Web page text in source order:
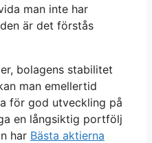
man inte har
är det förstås
bolagens stabilitet
man emellertid
för god utveckling på
en långsiktig portfölj
har Bästa aktierna